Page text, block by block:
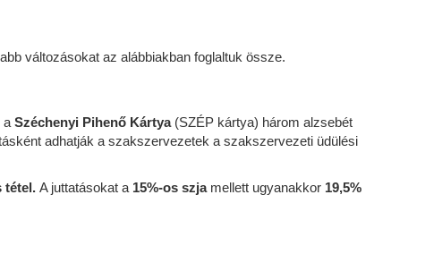
változásokat az alábbiakban foglaltuk össze.
a Széchenyi Pihenő Kártya(SZÉP kártya) három alzsebét
adhatják a szakszervezetek a szakszervezeti üdülési
tétel. A juttatásokat a 15%-os szja mellett ugyanakkor 19,5%